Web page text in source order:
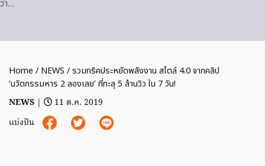
ว่า…
Home / NEWS / รวมทริคประหยัดพลังงาน สไตล์ 4.0 จากคลิป
‘นวัตกรรมหาร 2 ลองเลย’ ที่ทะลุ 5 ล้านวิว ใน 7 วัน!
NEWS |
11 ต.ค. 2019
แบ่งปัน